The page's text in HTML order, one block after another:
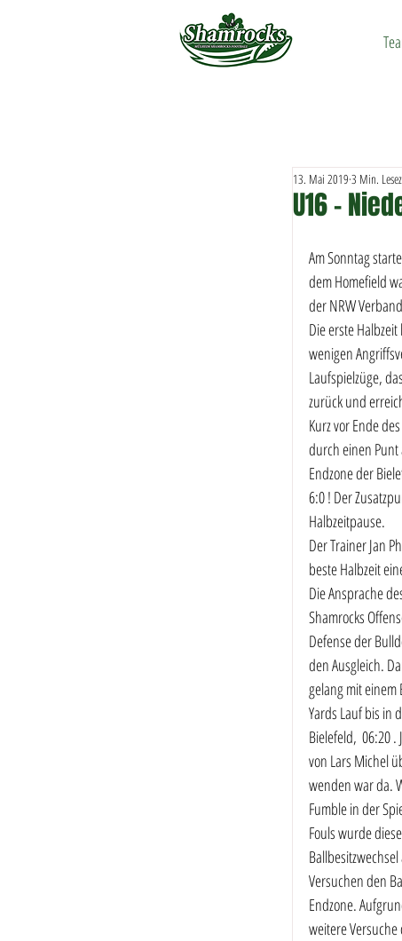
U16 -
13. Mai 2019 3 Min.
Am Sonntag
dem Homefield
der NRW
Die erste
wenigen
Laufspielzüge,
zurück und
Kurz vor Ende
durch einen
Endzone der
6:0 ! Der
Halbzeitpause.
Der Trainer Jan
beste Halbzeit
Die Ansprache
Shamrocks
Defense der
den Ausgleich.
gelang mit einem
Yards Lauf bis in
Bielefeld,  06:20
von Lars Michel
wenden war da.
Fumble in der
Fouls wurde
Versuchen den
Endzone.
weitere Versuche